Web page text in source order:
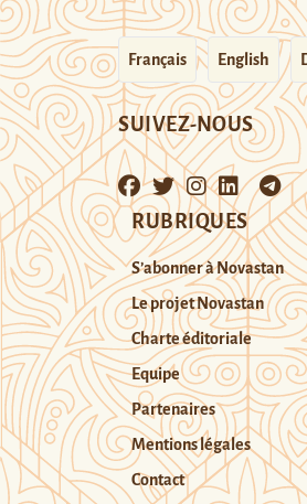
Français English
SUIVEZ-NOUS
RUBRIQUES
S’abonner à Novastan
Le projet Novastan
Charte éditoriale
Equipe
Partenaires
Mentions légales
Contact